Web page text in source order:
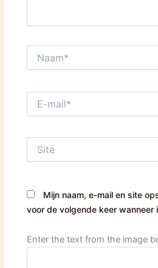
mail*
Mijn naam, e-mail en site
voor de volgende keer wanneer
Enter the text from the image